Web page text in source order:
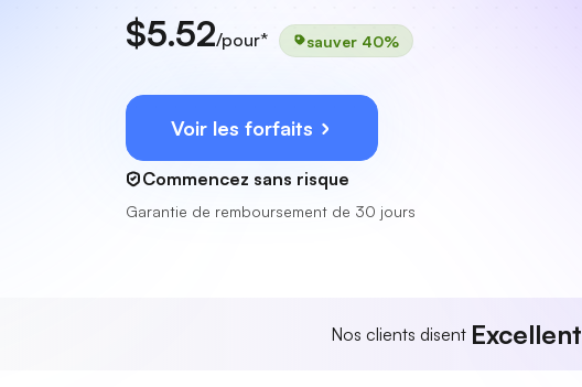
$5.52/pour* sauver 40%
Voir les forfaits
Commencez sans risque
Garantie de remboursement de 30 jours
Nos clients disent Excellent